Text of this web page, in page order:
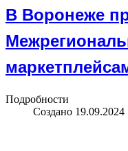
В Воронеже
Подробности
Создано 19.09.2024